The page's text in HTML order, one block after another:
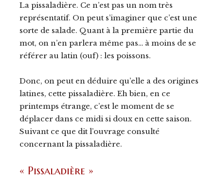
La pissaladière. Ce n’est pas un nom très
représentatif. On peut s’imaginer que c’est une
sorte de salade. Quant à la première partie du
mot, on n’en parlera même pas… à moins de se
référer au latin (ouf) : les poissons.
Donc, on peut en déduire qu’elle a des origines
latines, cette pissaladière. Eh bien, en ce
printemps étrange, c’est le moment de se
déplacer dans ce midi si doux en cette saison.
Suivant ce que dit l’ouvrage consulté
concernant la pissaladière.
« Pissaladière »